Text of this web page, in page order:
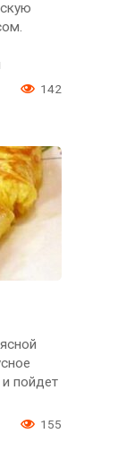
142
пойдет
155